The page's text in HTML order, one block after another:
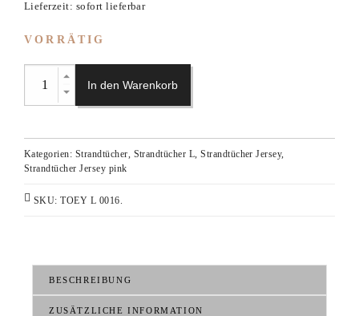
Lieferzeit: sofort lieferbar
VORRÄTIG
In den Warenkorb
Kategorien: Strandtücher, Strandtücher L,Strandtücher Jersey,
Strandtücher Jersey pink
SKU:TOEY L 0016.
BESCHREIBUNG
ZUSÄTZLICHE INFORMATION